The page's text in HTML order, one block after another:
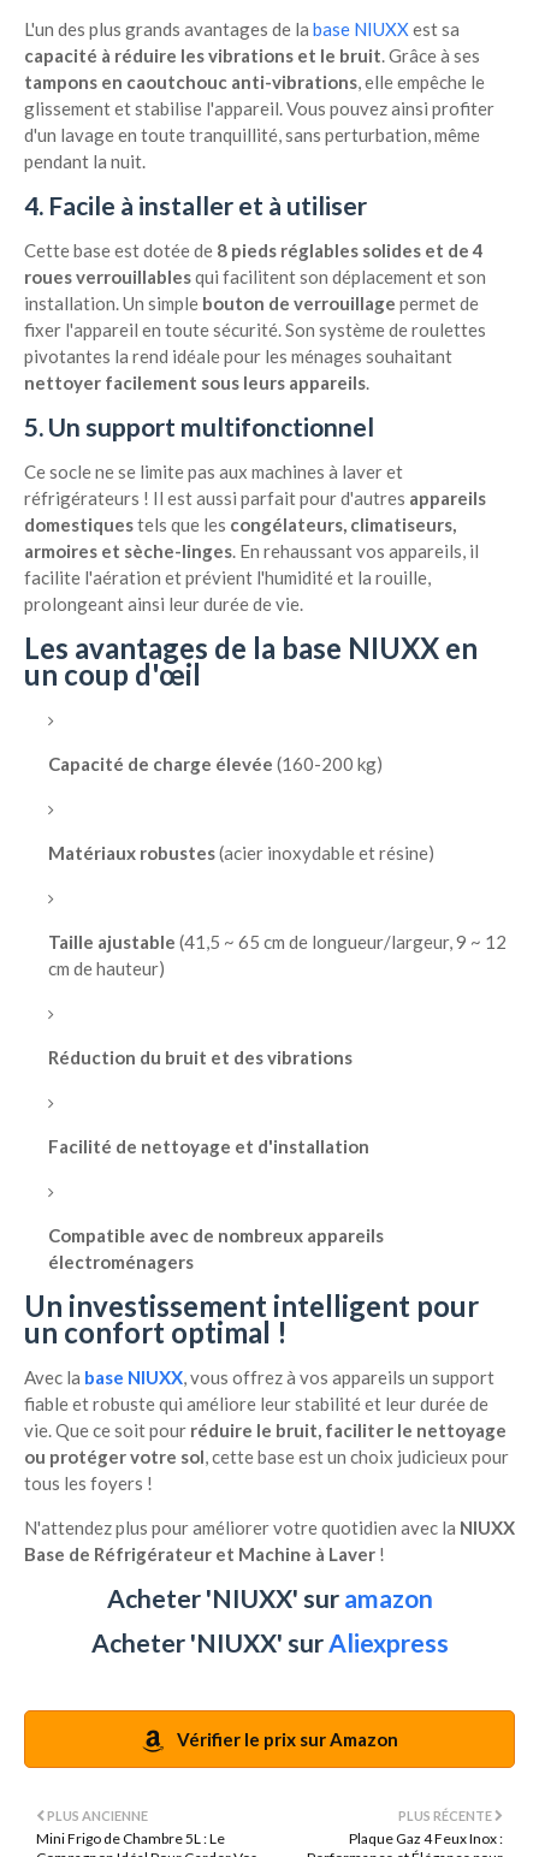
L'un des plus grands avantages de la base NIUXXest sa
capacité à réduire les vibrations et le bruit. Grâce à ses
tampons en caoutchouc anti-vibrations, elle empêche le
glissement et stabilise l'appareil. Vous pouvez ainsi profiter
d'un lavage en toute tranquillité, sans perturbation, même
pendant la nuit.
4. Facile à installer et à utiliser
Cette base est dotée de 8 pieds réglables solides et de 4
roues verrouillablesqui facilitent son déplacement et son
installation. Un simple bouton de verrouillage permet de
fixer l'appareil en toute sécurité. Son système de roulettes
pivotantes la rend idéale pour les ménages souhaitant
nettoyer facilement sous leurs appareils.
5. Un support multifonctionnel
Ce socle ne se limite pas aux machines à laver et
réfrigérateurs ! Il est aussi parfait pour d'autres appareils
domestiquestels que les congélateurs, climatiseurs,
armoires et sèche-linges. En rehaussant vos appareils, il
facilite l'aération et prévient l'humidité et la rouille,
prolongeant ainsi leur durée de vie.
Les avantages de la base NIUXX en
un coup d'œil
Capacité de charge élevée (160-200 kg)
Matériaux robustes(acier inoxydable et résine)
Taille ajustable (41,5 ~ 65 cm de longueur/largeur, 9 ~ 12
cm de hauteur)
Réduction du bruit et des vibrations
Facilité de nettoyage et d'installation
Compatible avec de nombreux appareils
électroménagers
Un investissement intelligent pour
un confort optimal !
Avec la base NIUXX, vous offrez à vos appareils un support
fiable et robuste qui améliore leur stabilité et leur durée de
vie. Que ce soit pour réduire le bruit, faciliter le nettoyage
ou protéger votre sol, cette base est un choix judicieux pour
tous les foyers !
N'attendez plus pour améliorer votre quotidien avec la NIUXX
Base de Réfrigérateur et Machine à Laver !
Acheter 'NIUXX' sur amazon
Acheter 'NIUXX' surAliexpress
Vérifier le prix sur Amazon
PLUS RÉCENTE
Plaque Gaz 4 Feux Inox :
PLUS ANCIENNE
Mini Frigo de Chambre 5L : Le